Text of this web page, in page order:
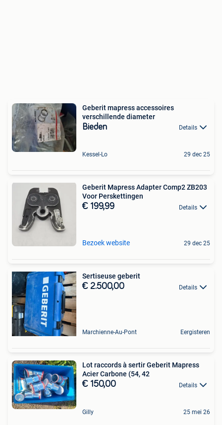
Geberit mapress accessoires
verschillende diameter
Bieden Details
Kessel-Lo 29 dec 25
Geberit Mapress Adapter Comp2 ZB203
Voor Perskettingen
€ 199,99 Details
Bezoek website 29 dec 25
Sertiseuse geberit
€ 2.500,00 Details
Marchienne-Au-Pont Eergisteren
Lot raccords à sertir Geberit Mapress
Acier Carbone (54, 42
€ 150,00 Details
Gilly 25 mei 26